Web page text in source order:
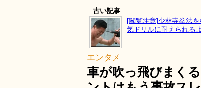
古い記事
[閲覧注意]少林寺拳法
気ドリルに耐えられる
エンタメ
車が吹っ飛びまく